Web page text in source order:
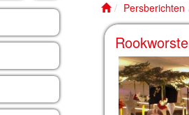
Persberichten